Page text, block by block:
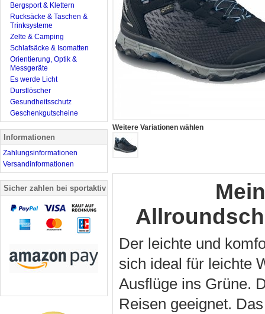
Weitere Variationen wählen
Der leichte und
sich ideal für leichte
Ausflüge ins Grüne.
Reisen geeignet.
Bergsport & Klettern
Rucksäcke & Taschen &
Trinksysteme
Zelte & Camping
Schlafsäcke & Isomatten
Orientierung, Optik &
Messgeräte
Es werde Licht
Durstlöscher
Gesundheitsschutz
Geschenkgutscheine
Informationen
Zahlungsinformationen
Versandinformationen
Sicher zahlen bei sportaktiv